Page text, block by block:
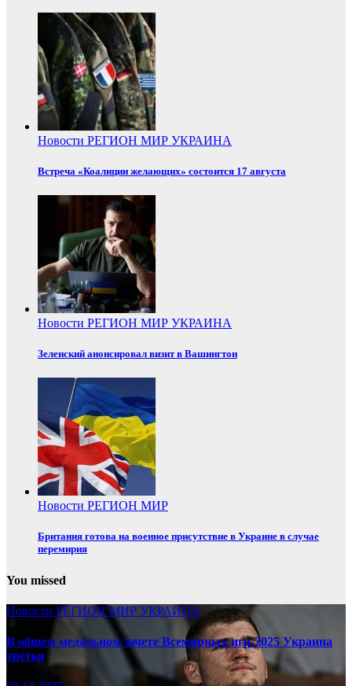
Новости РЕГИОН МИР УКРАИНА
Встреча «Коалиции желающих» состоится 17 августа
Новости РЕГИОН МИР УКРАИНА
Зеленский анонсировал визит в Вашингтон
Новости РЕГИОН МИР
Британия готова на военное присутствие в Украине в случае
перемирия
You missed
Новости РЕГИОНМИР УКРАИНА
В общем медальном зачете Всемирных игр-2025 Украина
третья